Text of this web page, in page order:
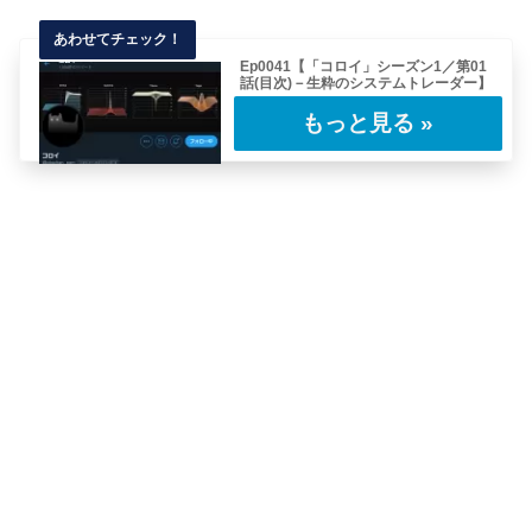
Ep0041【「コロイ」シーズン1／第01
話(目次)－生粋のシステムトレーダー】
レーダーとして現役で活躍する「コロイ」氏に